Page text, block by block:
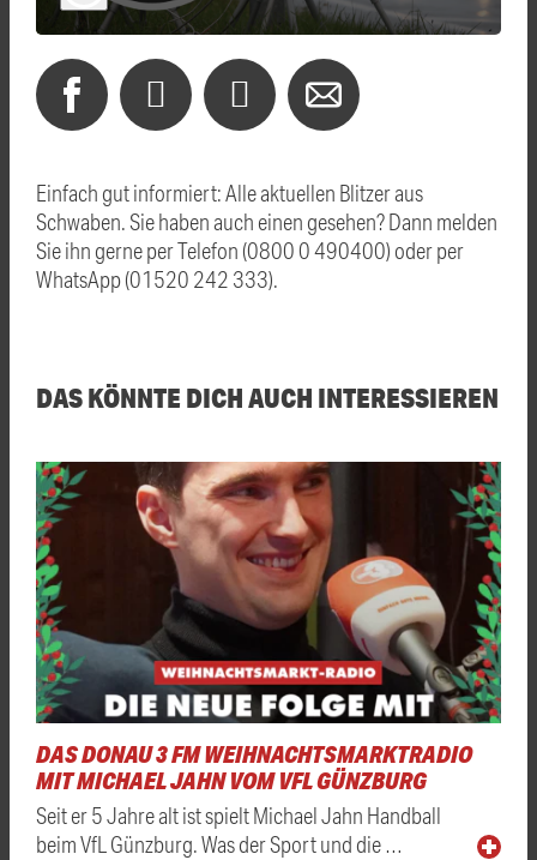
Einfach gut informiert: Alle aktuellen Blitzer aus
Schwaben. Sie haben auch einen gesehen? Dann melden
Sie ihn gerne per Telefon (0800 0 490400) oder per
WhatsApp (01520 242 333).
DAS KÖNNTE DICH AUCH INTERESSIEREN
DAS DONAU 3 FM WEIHNACHTSMARKTRADIO
MIT MICHAEL JAHN VOM VFL GÜNZBURG
Seit er 5 Jahre alt ist spielt Michael Jahn Handball
beim VfL Günzburg. Was der Sport und die …